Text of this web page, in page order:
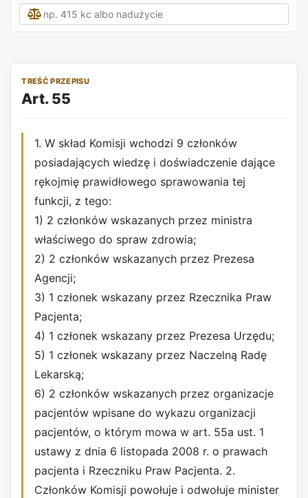
TREŚĆ PRZEPISU
Art. 55
1. W skład Komisji wchodzi 9 członków
posiadających wiedzę i doświadczenie dające
rękojmię prawidłowego sprawowania tej
funkcji, z tego:
1) 2 członków wskazanych przez ministra
właściwego do spraw zdrowia;
2) 2 członków wskazanych przez Prezesa
Agencji;
3) 1 członek wskazany przez Rzecznika Praw
Pacjenta;
4) 1 członek wskazany przez Prezesa Urzędu;
5) 1 członek wskazany przez Naczelną Radę
Lekarską;
6) 2 członków wskazanych przez organizacje
pacjentów wpisane do wykazu organizacji
pacjentów, o którym mowa w art. 55a ust. 1
ustawy z dnia 6 listopada 2008 r. o prawach
pacjenta i Rzeczniku Praw Pacjenta. 2.
Członków Komisji powołuje i odwołuje minister